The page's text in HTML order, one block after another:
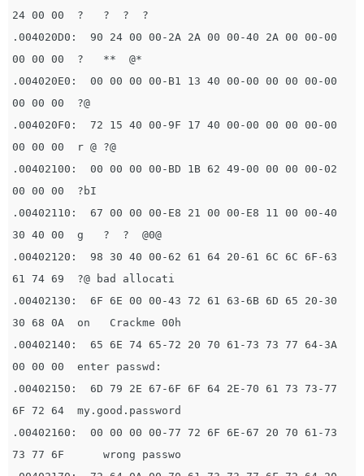
24 00 00  ?   ?  ?  ?
.004020D0:  90 24 00 00-2A 2A 00 00-40 2A 00 00-00
00 00 00  ?   **  @*
.004020E0:  00 00 00 00-B1 13 40 00-00 00 00 00-00
00 00 00  ?@
.004020F0:  72 15 40 00-9F 17 40 00-00 00 00 00-00
00 00 00  r @ ?@
.00402100:  00 00 00 00-BD 1B 62 49-00 00 00 00-02
00 00 00  ?bI
.00402110:  67 00 00 00-E8 21 00 00-E8 11 00 00-40
30 40 00  g   ?  ?  @0@
.00402120:  98 30 40 00-62 61 64 20-61 6C 6C 6F-63
61 74 69  ?@ bad allocati
.00402130:  6F 6E 00 00-43 72 61 63-6B 6D 65 20-30
30 68 0A  on   Crackme 00h
.00402140:  65 6E 74 65-72 20 70 61-73 73 77 64-3A
00 00 00  enter passwd:
.00402150:  6D 79 2E 67-6F 6F 64 2E-70 61 73 73-77
6F 72 64  my.good.password
.00402160:  00 00 00 00-77 72 6F 6E-67 20 70 61-73
73 77 6F      wrong passwo